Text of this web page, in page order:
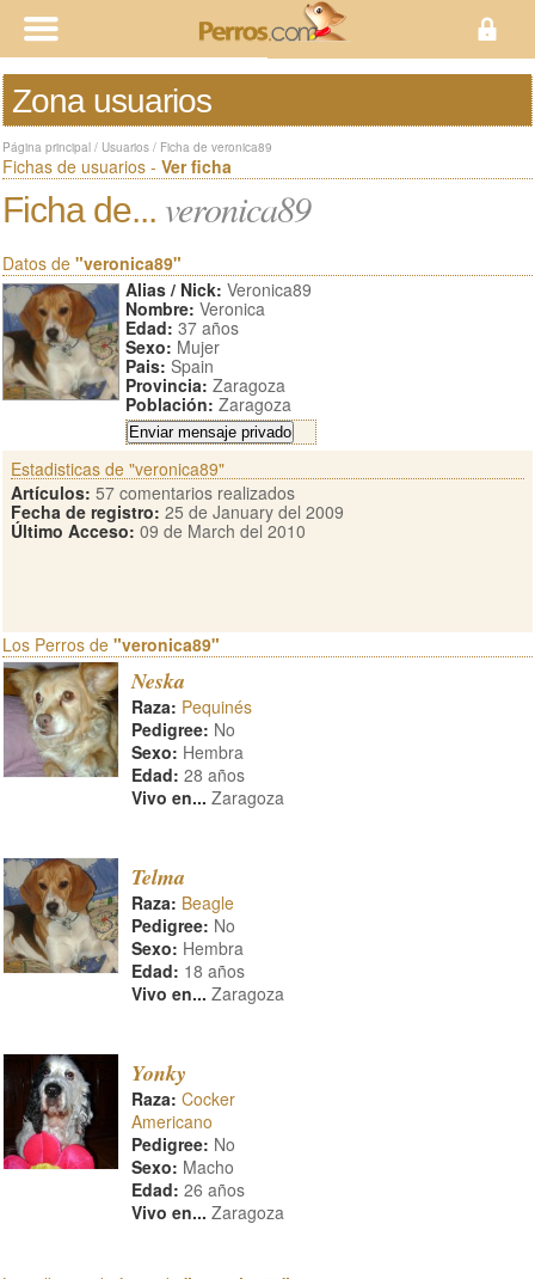
Zona usuarios
Página principal / Usuarios / Ficha de veronica89
Fichas de usuarios - Ver ficha
Ficha de... veronica89
Datos de "veronica89"
Alias / Nick: Veronica89
Nombre: Veronica
Edad: 37 años
Sexo: Mujer
Pais: Spain
Provincia: Zaragoza
Población: Zaragoza
Estadisticas de "veronica89"
Artículos: 57 comentarios realizados
Fecha de registro: 25 de January del 2009
Último Acceso: 09 de March del 2010
Los Perros de "veronica89"
Neska
Raza: Pequinés
Pedigree: No
Sexo: Hembra
Edad: 28 años
Vivo en... Zaragoza
Telma
Raza: Beagle
Pedigree: No
Sexo: Hembra
Edad: 18 años
Vivo en... Zaragoza
Yonky
Raza: Cocker
Americano
Pedigree: No
Sexo: Macho
Edad: 26 años
Vivo en... Zaragoza